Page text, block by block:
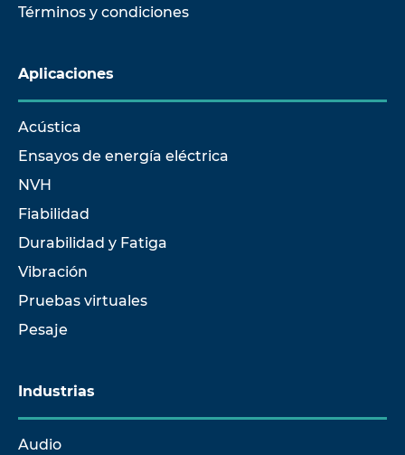
Términos y condiciones
Aplicaciones
Acústica
Ensayos de energía eléctrica
NVH
Fiabilidad
Durabilidad y Fatiga
Vibración
Pruebas virtuales
Pesaje
Industrias
Audio